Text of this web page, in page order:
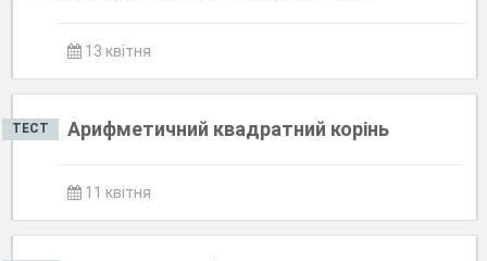
13 квітня
ТЕСТ Арифметичний квадратний корінь
11 квітня